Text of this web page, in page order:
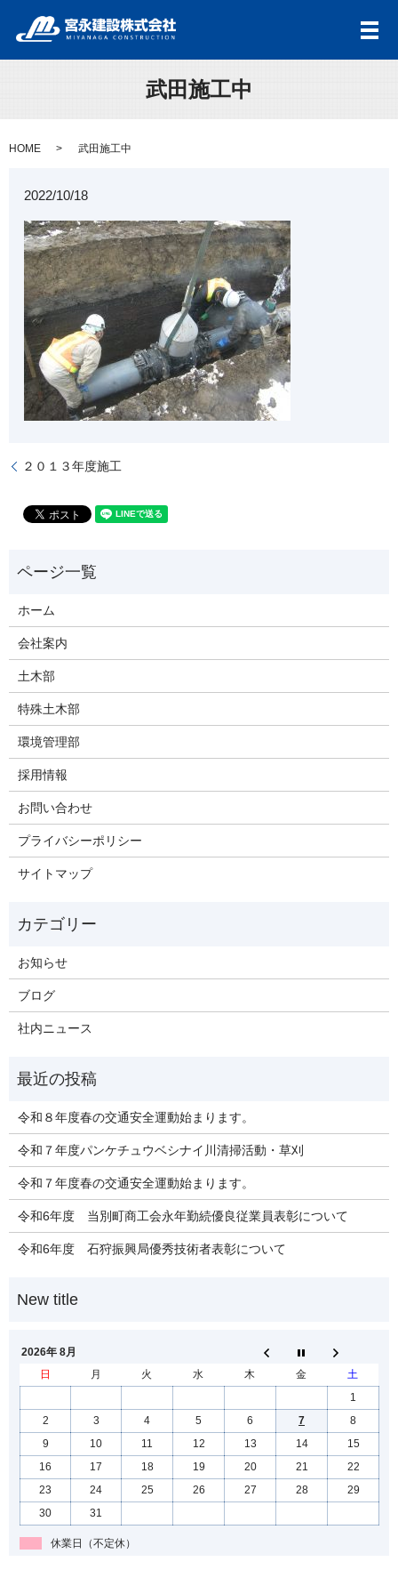
メ
武田施工中
HOME 武田施工中
2022/10/18
２０１３年度施工
ホーム
会社案内
土木部
特殊土木部
環境管理部
採用情報
お問い合わせ
プライバシーポリシー
サイトマップ
お知らせ
ブログ
社内ニュース
令和８年度春の交通安全運動始まります。
令和７年度パンケチュウベシナイ川清掃活動・草刈
令和７年度春の交通安全運動始まります。
令和6年度 当別町商工会永年勤続優良従業員表彰について
令和6年度 石狩振興局優秀技術者表彰について
2026年 8月
日
月 火 水 木 金
土
1
2
3 4 5 6 7
8
9
10 11 12 13 14
15
16
17 18 19 20 21
22
23
24 25 26 27 28
29
30
31
休業日（不定休）